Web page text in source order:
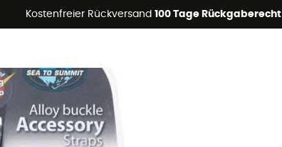
Kostenfreier Rückversand 100 Tage Rückgaberecht
-5% Extra - Code Summer5